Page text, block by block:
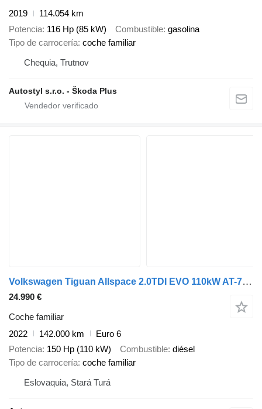
2019
114.054 km
Potencia 116 Hp (85 kW) Combustible gasolina
Tipo de carrocería coche familiar
Chequia, Trutnov
Autostyl s.r.o. - Škoda Plus
Volkswagen Tiguan Allspace 2.0TDI EVO 110kW AT-7.st 2022 / AJ NA SPLÁTKY /
24.990 €
Coche familiar
2022
142.000 km
Euro 6
Potencia 150 Hp (110 kW) Combustible diésel
Tipo de carrocería coche familiar
Eslovaquia, Stará Turá